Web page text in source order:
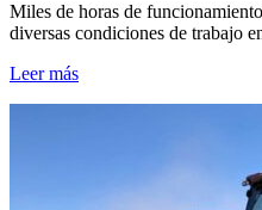
Miles de horas de
diversas condiciones de trabajo
Leer más